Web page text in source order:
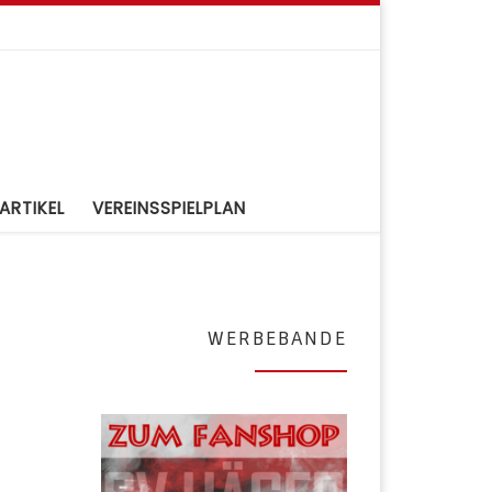
VEREINSSPIELPLAN
WERBEBANDE